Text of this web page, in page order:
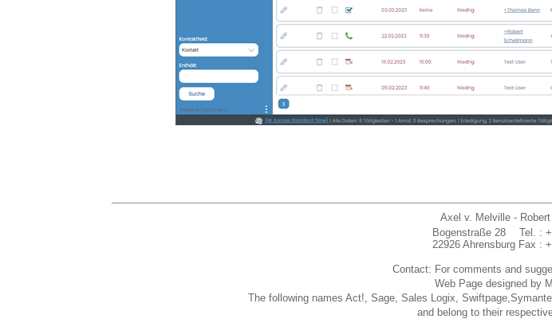
Axel v. Melville -
Bogenstraße 28
22926 Ahrensburg
Tel.
Fax
:
:
Contact: For comments and
Web Page designed by
The following names Act!, Sage, Sales Logix,
and belong to their